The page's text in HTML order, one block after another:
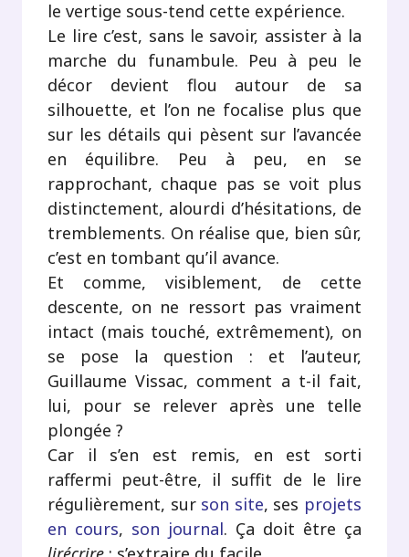
le vertige sous-tend cette expérience.
Le lire c’est, sans le savoir, assister à la
marche du funambule. Peu à peu le
décor devient flou autour de sa
silhouette, et l’on ne focalise plus que
sur les détails qui pèsent sur l’avancée
en équilibre. Peu à peu, en se
rapprochant, chaque pas se voit plus
distinctement, alourdi d’hésitations, de
tremblements. On réalise que, bien sûr,
c’est en tombant qu’il avance.
Et comme, visiblement, de cette
descente, on ne ressort pas vraiment
intact (mais touché, extrêmement), on
se pose la question : et l’auteur,
Guillaume Vissac, comment a t-il fait,
lui, pour se relever après une telle
plongée ?
Car il s’en est remis, en est sorti
raffermi peut-être, il suffit de le lire
régulièrement, sur son site, ses projets
en cours, son journal. Ça doit être ça